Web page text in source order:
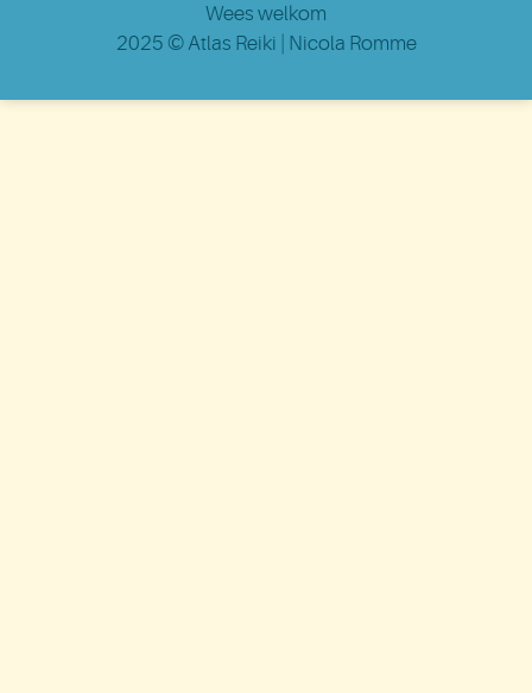
Wees welkom
2025 © Atlas Reiki | Nicola Romme